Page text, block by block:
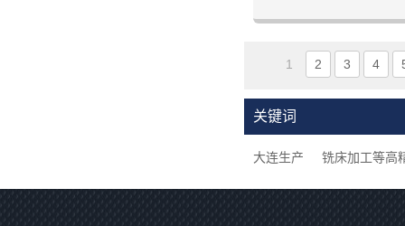
1 2 3 4
关键词
大连生产 铣床加工等高